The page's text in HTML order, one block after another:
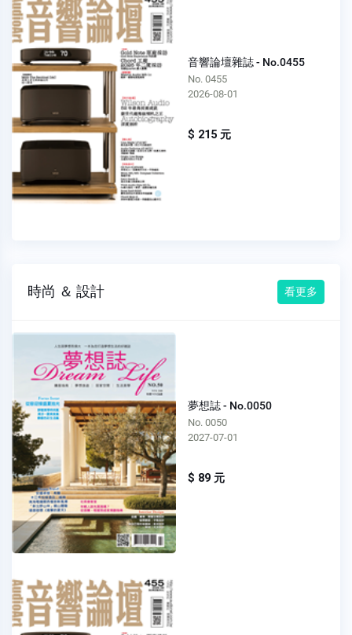
音響論壇雜誌 - No.0455
No. 0455
2026-08-01
$ 215 元
時尚 ＆ 設計 看更多
夢想誌 - No.0050
No. 0050
2027-07-01
$ 89 元